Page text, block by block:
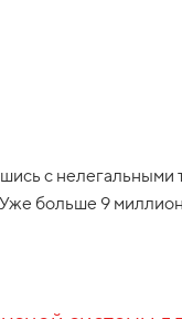
с нелегальными
больше 9